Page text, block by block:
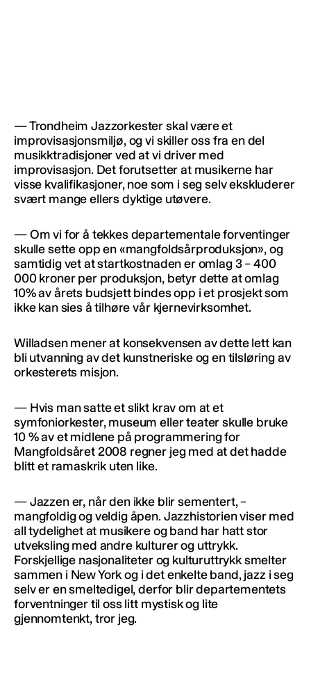
— Trondheim Jazzorkester skal være et
improvisasjonsmiljø, og vi skiller oss fra en del
musikktradisjoner ved at vi driver med
improvisasjon. Det forutsetter at musikerne har
visse kvalifikasjoner, noe som i seg selv ekskluderer
svært mange ellers dyktige utøvere.
— Om vi for å tekkes departementale forventinger
skulle sette opp en «mangfoldsårproduksjon», og
samtidig vet at startkostnaden er omlag 3 – 400
000 kroner per produksjon, betyr dette at omlag
10% av årets budsjett bindes opp i et prosjekt som
ikke kan sies å tilhøre vår kjernevirksomhet.
Willadsen mener at konsekvensen av dette lett kan
bli utvanning av det kunstneriske og en tilsløring av
orkesterets misjon.
— Hvis man satte et slikt krav om at et
symfoniorkester, museum eller teater skulle bruke
10 % av et midlene på programmering for
Mangfoldsåret 2008 regner jeg med at det hadde
blitt et ramaskrik uten like.
— Jazzen er, når den ikke blir sementert, –
mangfoldig og veldig åpen. Jazzhistorien viser med
all tydelighet at musikere og band har hatt stor
utveksling med andre kulturer og uttrykk.
Forskjellige nasjonaliteter og kulturuttrykk smelter
sammen i New York og i det enkelte band, jazz i seg
selv er en smeltedigel, derfor blir departementets
forventninger til oss litt mystisk og lite
gjennomtenkt, tror jeg.